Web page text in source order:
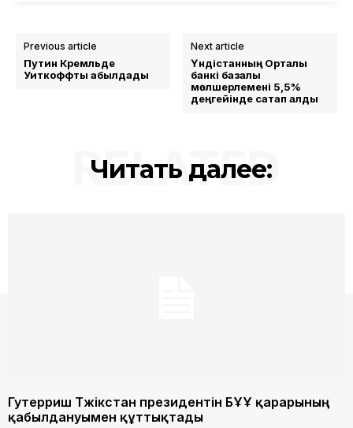
Previous article
Путин Кремльде
Уиткоффты қабылдады
Next article
Үндістанның Орталық
банкі базалық
мөлшерлемені 5,5%
деңгейінде сақтап қалды
Читать далее:
RELATED
Гутерриш Тәжікстан президентін БҰҰ қарарының
қабылдануымен құттықтады